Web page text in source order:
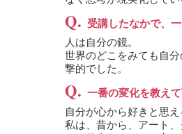
Q. 受講したなかで、
人は自分の鏡。
世界のどこをみても自
撃的でした。
Q. 一番の変化を教えて
自分が心から好きと思
私は、昔から、アート